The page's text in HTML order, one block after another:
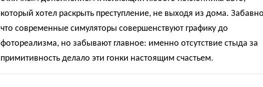
который хотел раскрыть преступление, не выходя из дома.
что современные симуляторы совершенствуют графику до
фотореализма, но забывают главное: именно отсутствие стыда за
примитивность делало эти гонки настоящим счастьем.